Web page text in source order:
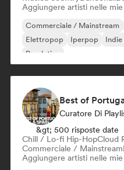
Aggiungere artisti nelle
Commerciale / Mainstream
Elettropop
Iperpop
Pop latino
Best of
Curatore Di
&gt; 500 risposte date
Chill / Lo-fi Hip-HopCloud
Commerciale / Mainstream
Aggiungere artisti nelle